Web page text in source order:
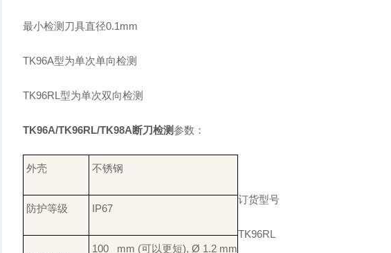
最小检测刀具直径0.1mm
TK96A型为单次单向检测
TK96RL型为单次双向检测
TK96A/TK96RL/TK98A断刀检测参数：
外壳 不锈钢
防护等级 IP67
100 mm (可以更短), Ø 1.2 mm
订货型号
TK96RL